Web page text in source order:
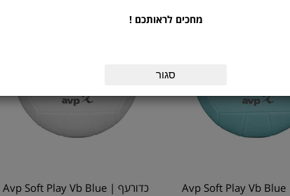
כדורעף | Avp Soft Play Vb Blue
מחכים לראותכם !
סגור